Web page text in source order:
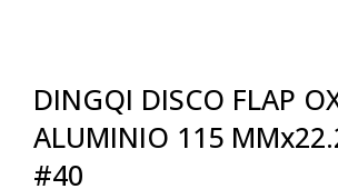
DINGQI DISCO FLAP
ALUMINIO 115
#40